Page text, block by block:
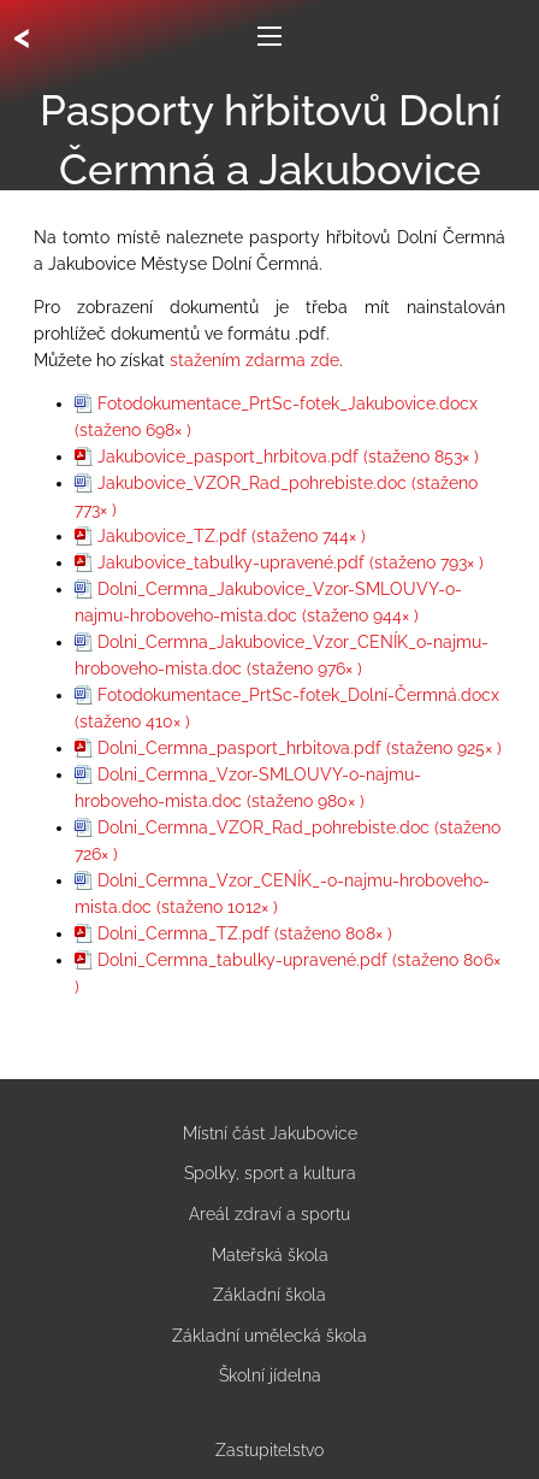
<
Pasporty hřbitovů Dolní
Čermná a Jakubovice
Na tomto místě naleznete pasporty hřbitovů Dolní Čermná
a Jakubovice Městyse Dolní Čermná.
Pro zobrazení dokumentů je třeba mít nainstalován
prohlížeč dokumentů ve formátu .pdf.
Můžete ho získat stažením zdarma zde.
Fotodokumentace_PrtSc-fotek_Jakubovice.docx
(staženo 698× )
Jakubovice_pasport_hrbitova.pdf (staženo 853× )
Jakubovice_VZOR_Rad_pohrebiste.doc (staženo
773× )
Jakubovice_TZ.pdf (staženo 744× )
Jakubovice_tabulky-upravené.pdf (staženo 793× )
Dolni_Cermna_Jakubovice_Vzor-SMLOUVY-o-
najmu-hroboveho-mista.doc (staženo 944× )
Dolni_Cermna_Jakubovice_Vzor_CENÍK_o-najmu-
hroboveho-mista.doc (staženo 976× )
Fotodokumentace_PrtSc-fotek_Dolní-Čermná.docx
(staženo 410× )
Dolni_Cermna_pasport_hrbitova.pdf (staženo 925× )
Dolni_Cermna_Vzor-SMLOUVY-o-najmu-
hroboveho-mista.doc (staženo 980× )
Dolni_Cermna_VZOR_Rad_pohrebiste.doc (staženo
726× )
Dolni_Cermna_Vzor_CENÍK_-o-najmu-hroboveho-
mista.doc (staženo 1012× )
Dolni_Cermna_TZ.pdf (staženo 808× )
Dolni_Cermna_tabulky-upravené.pdf (staženo 806×
)
Místní část Jakubovice
Spolky, sport a kultura
Areál zdraví a sportu
Mateřská škola
Základní škola
Základní umělecká škola
Školní jídelna
Zastupitelstvo